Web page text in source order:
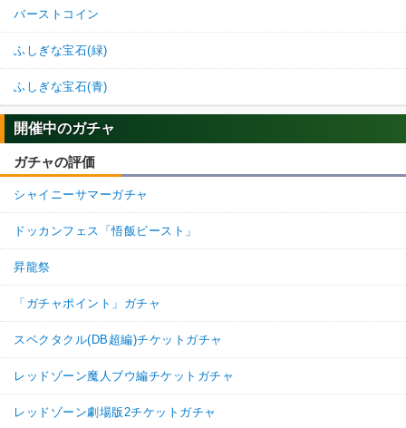
バーストコイン
ふしぎな宝石(緑)
ふしぎな宝石(青)
開催中のガチャ
ガチャの評価
シャイニーサマーガチャ
ドッカンフェス「悟飯ビースト」
昇龍祭
「ガチャポイント」ガチャ
スペクタクル(DB超編)チケットガチャ
レッドゾーン魔人ブウ編チケットガチャ
レッドゾーン劇場版2チケットガチャ